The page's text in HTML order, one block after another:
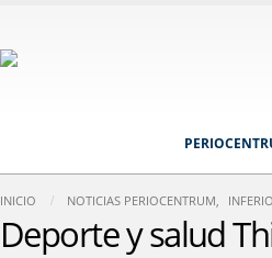
INICIO NOTICIAS PERIOCENTRUM,
Deporte y salud